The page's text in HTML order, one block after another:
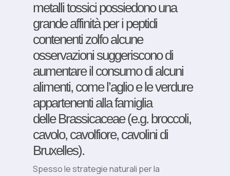
metalli tossici possiedono una
grande affinità per i peptidi
contenenti zolfo alcune
osservazioni suggeriscono di
aumentare il consumo di alcuni
alimenti, come l’aglio e le verdure
appartenenti alla famiglia
delle Brassicaceae (e.g. broccoli,
cavolo, cavolfiore, cavolini di
Bruxelles).
Spesso le strategie naturali per la